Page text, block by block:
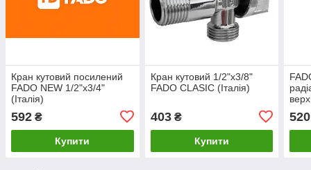
Кран кутовий посилений
FADO NEW 1/2"х3/4"
(Італія)
592 ₴
Купити
Кран кутовий 1/2"х3/8"
FADO CLASIC (Італія)
403₴
Купити